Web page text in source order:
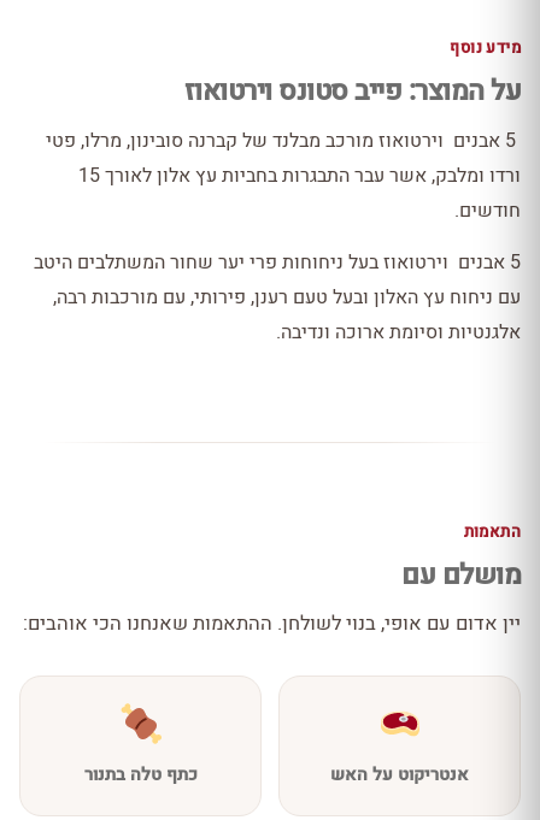
מידע נוסף
על המוצר: פייב סטונס וירטואוז
5 אבנים וירטואוז מורכב מבלנד של קברנה סובינון, מרלו, פטי
ורדו ומלבק, אשר עבר התבגרות בחביות עץ אלון לאורך 15
חודשים.
5 אבנים וירטואוז בעל ניחוחות פרי יער שחור המשתלבים היטב
עם ניחוח עץ האלון ובעל טעם רענן, פירותי, עם מורכבות רבה,
אלגנטיות וסיומת ארוכה ונדיבה.
התאמות
מושלם עם
יין אדום עם אופי, בנוי לשולחן. ההתאמות שאנחנו הכי אוהבים:
אנטריקוט על האש כתף טלה בתנור